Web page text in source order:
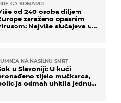
GA KOMARCI
od 240 osoba diljem
zaraženo opasnim
Najviše slučajeva u
NA NASILNU SMRT
u Slavoniji: U kući
tijelo muškarca,
odmah uhitila jednu